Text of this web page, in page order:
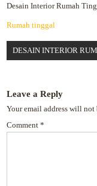
Desain Interior Rumah
Rumah tinggal
Post
navigation
DESAIN INTERIOR
Leave a Reply
Your email address will not
Comment*